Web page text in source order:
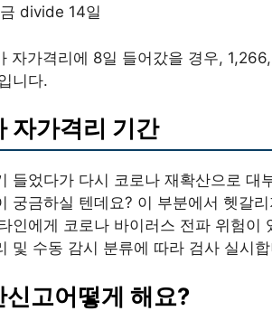
divide 14일
자가격리에 8일 들어갔을 경우,
니다.
자가격리 기간
들었다가 다시 코로나 재확산으로 대
궁금하실 텐데요? 이 부분에서 헷갈
인에게 코로나 바이러스 전파 위험이
및 수동 감시 분류에 따라 검사 실시
신고어떻게 해요?